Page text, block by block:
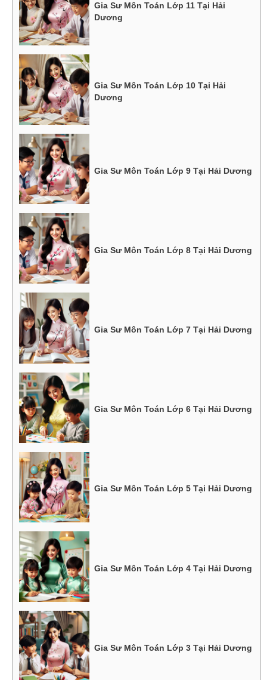
Gia Sư Môn Toán Lớp 11 Tại Hải
Dương
Gia Sư Môn Toán Lớp 10 Tại Hải
Dương
Gia Sư Môn Toán Lớp 9 Tại Hải Dương
Gia Sư Môn Toán Lớp 8 Tại Hải Dương
Gia Sư Môn Toán Lớp 7 Tại Hải Dương
Gia Sư Môn Toán Lớp 6 Tại Hải Dương
Gia Sư Môn Toán Lớp 5 Tại Hải Dương
Gia Sư Môn Toán Lớp 4 Tại Hải Dương
Gia Sư Môn Toán Lớp 3 Tại Hải Dương